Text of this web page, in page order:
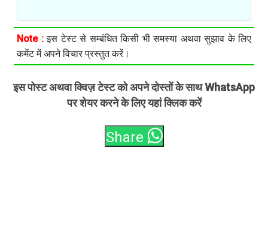
Note :इस टेस्ट से सम्बंधित किसी भी समस्या अथवा सुझाव के लिए
कमेंट में अपने विचार प्रस्तुत करें।
इस पोस्ट अथवा क्विज़ टेस्ट को अपने दोस्तों के साथ WhatsApp
पर शेयर करने के लिए यहां क्लिक करें
Share